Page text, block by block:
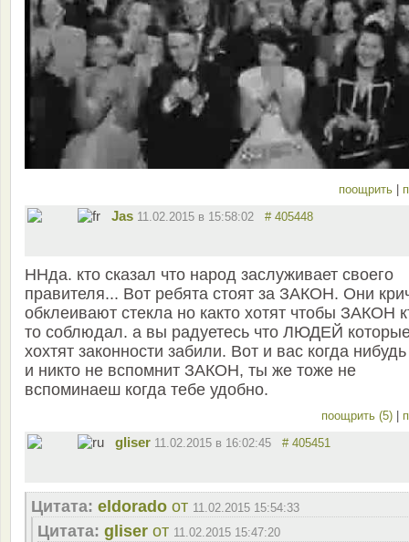
поощрить
Jas 11.02.2015 в 15:58:02 # 405448
ННда. кто сказал что народ заслуживает своего
правителя... Вот ребята стоят за ЗАКОН. Они
обклеивают стекла но както хотят чтобы ЗАКОН
то соблюдал. а вы радуетесь что ЛЮДЕЙ
хохтят законности забили. Вот и вас когда
и никто не вспомнит ЗАКОН, ты же тоже не
вспоминаеш когда тебе удобно.
поощрить (5)
gliser 11.02.2015 в 16:02:45 # 405451
Цитата: eldorado от 11.02.2015 15:54:33
Цитата: gliser от 11.02.2015 15:47:20